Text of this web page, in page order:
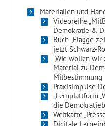
Materialien und
Videoreihe
Demokratie &
Buch „Flagge
jetzt Schwarz-
„Wie wollen wir
Material zu
Mitbestimmung
Praxisimpulse
„Lernplattform
die
Weltkarte
Digitale